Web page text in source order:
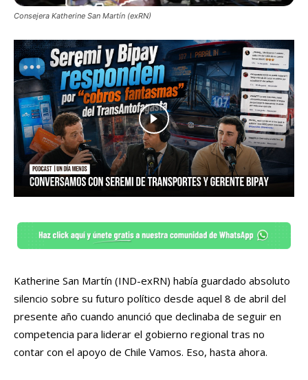
Consejera Katherine San Martín (exRN)
Katherine San Martín (IND-exRN) había guardado absoluto
silencio sobre su futuro político desde aquel 8 de abril del
presente año cuando anunció que declinaba de seguir en
competencia para liderar el gobierno regional tras no
contar con el apoyo de Chile Vamos. Eso, hasta ahora.